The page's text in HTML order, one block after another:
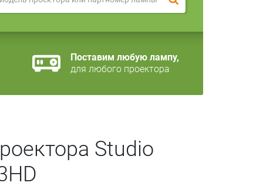
Поставим любую лампу,
для любого проектора
Studio